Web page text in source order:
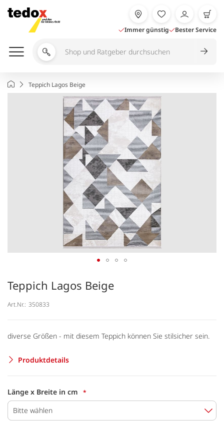
Inhalt
springen
Immer günstig Bester Service
Shop
durchsuchen
StartseiteTeppich Lagos Beige
Teppich Lagos Beige
Art.Nr.: 350833
diverse Größen - mit diesem Teppich können Sie stilsicher sein.
Produktdetails
Länge x Breite in cm
Bitte wählen